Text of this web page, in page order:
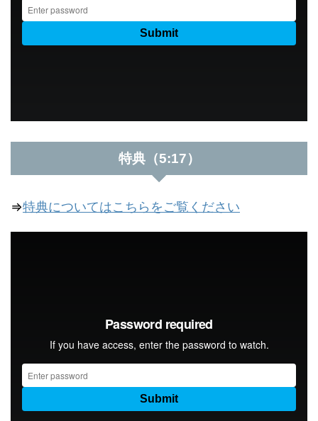
特典（5:17）
⇒特典についてはこちらをご覧ください